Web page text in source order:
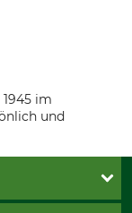
im
und